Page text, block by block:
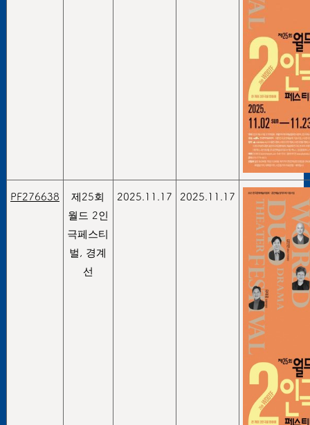
PF276638
제25회
월드 2인
극페스티
벌, 경계
선
2025.11.17 2025.11.17